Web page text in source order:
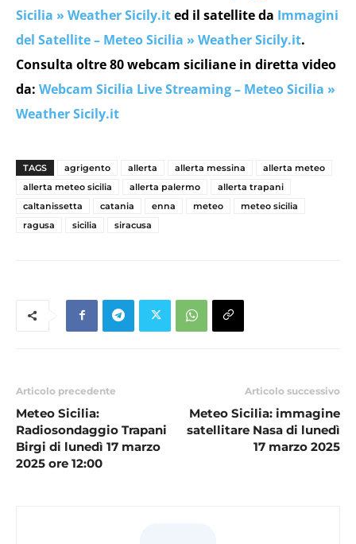
Sicilia » Weather Sicily.ited il satellite da Immagini
del Satellite – Meteo Sicilia » Weather Sicily.it.
Consulta oltre 80 webcam siciliane in diretta video
da: Webcam Sicilia Live Streaming – Meteo Sicilia »
Weather Sicily.it
TAGS agrigento allerta allerta messina
allerta meteo
allerta meteo sicilia
allerta palermo
allerta trapani
caltanissetta
catania enna meteo
meteo sicilia
ragusa
sicilia siracusa
Articolo precedente
Meteo Sicilia:
Radiosondaggio Trapani
Birgi di lunedì 17 marzo
2025 ore 12:00
Articolo successivo
Meteo Sicilia: immagine
satellitare Nasa di lunedì
17 marzo 2025